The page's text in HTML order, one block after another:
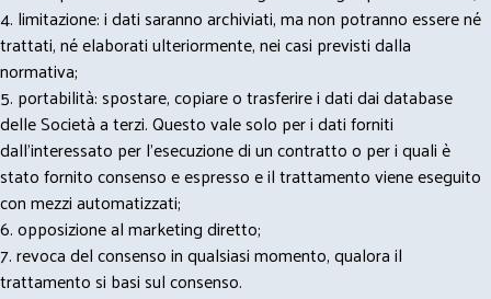
4. limitazione: i dati saranno archiviati, ma non potranno essere né
trattati, né elaborati ulteriormente, nei casi previsti dalla
normativa;
5. portabilità: spostare, copiare o trasferire i dati dai database
delle Società a terzi. Questo vale solo per i dati forniti
dall’interessato per l’esecuzione di un contratto o per i quali è
stato fornito consenso e espresso e il trattamento viene eseguito
con mezzi automatizzati;
6. opposizione al marketing diretto;
7. revoca del consenso in qualsiasi momento, qualora il
trattamento si basi sul consenso.